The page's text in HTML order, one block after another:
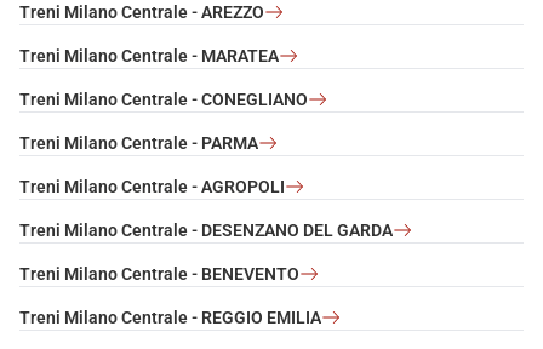
Treni Milano Centrale - AREZZO
Treni Milano Centrale - MARATEA
Treni Milano Centrale - CONEGLIANO
Treni Milano Centrale - PARMA
Treni Milano Centrale - AGROPOLI
Treni Milano Centrale - DESENZANO DEL GARDA
Treni Milano Centrale - BENEVENTO
Treni Milano Centrale - REGGIO EMILIA